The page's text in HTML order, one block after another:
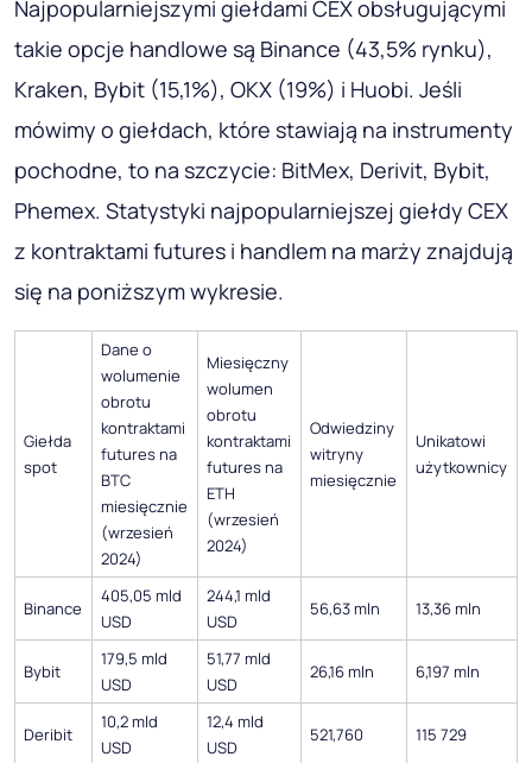
Najpopularniejszymi giełdami CEX obsługującymi
takie opcje handlowe są Binance (43,5% rynku),
Kraken, Bybit (15,1%), OKX (19%) i Huobi. Jeśli
mówimy o giełdach, które stawiają na instrumenty
pochodne, to na szczycie: BitMex, Derivit, Bybit,
Phemex. Statystyki najpopularniejszej giełdy CEX
z kontraktami futures i handlem na marży znajdują
się na poniższym wykresie.
Giełda
spot
Dane o
wolumenie
obrotu
kontraktami
futures na
BTC
miesięcznie
(wrzesień
2024)
Miesięczny
wolumen
obrotu
kontraktami
futures na
ETH
(wrzesień
2024)
Odwiedziny
witryny
miesięcznie
Unikatowi
użytkownicy
Binance
405,05 mld
USD
244,1 mld
USD
56,63 mln 13,36 mln
Bybit
179,5 mld
USD
51,77 mld
USD
26,16 mln 6,197 mln
Deribit
10,2 mld
USD
12,4 mld
USD
521,760 115 729